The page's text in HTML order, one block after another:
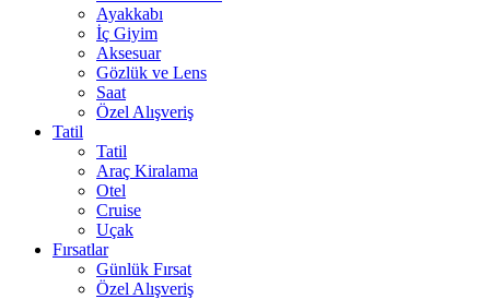
Ayakkabı
İç Giyim
Aksesuar
Gözlük ve Lens
Saat
Özel Alışveriş
Tatil
Tatil
Araç Kiralama
Otel
Cruise
Uçak
Fırsatlar
Günlük Fırsat
Özel Alışveriş